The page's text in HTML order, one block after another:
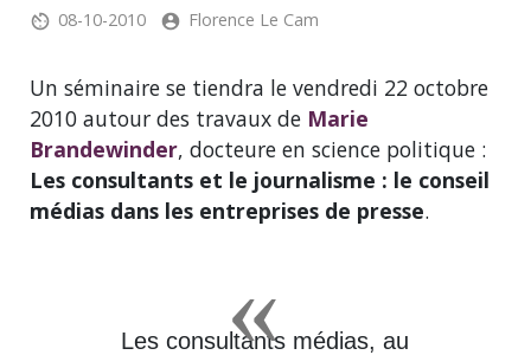
08-10-2010 Florence Le Cam
Un séminaire se tiendra le vendredi 22 octobre
2010 autour des travaux de Marie
Brandewinder, docteure en science politique :
Les consultants et le journalisme : le conseil
médias dans les entreprises de presse.
Les consultants médias, au